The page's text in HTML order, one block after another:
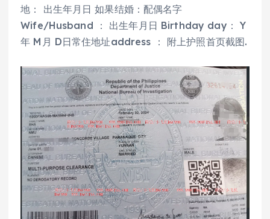
地： 出生年月日 如果结婚：配偶名字
Wife/Husband ： 出生年月日 Birthday day： Y
年 M月 D日常住地址address ： 附上护照首页截图.